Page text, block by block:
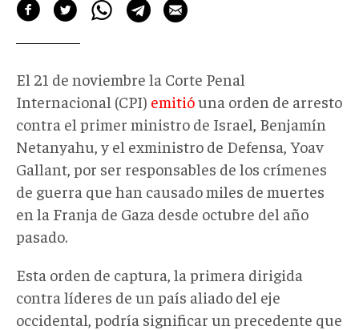
El 21 de noviembre la Corte Penal
Internacional (CPI) emitióuna orden de arresto
contra el primer ministro de Israel, Benjamín
Netanyahu, y el exministro de Defensa, Yoav
Gallant, por ser responsables de los crímenes
de guerra que han causado miles de muertes
en la Franja de Gaza desde octubre del año
pasado.
Esta orden de captura, la primera dirigida
contra líderes de un país aliado del eje
occidental, podría significar un precedente que